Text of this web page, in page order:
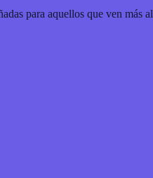
para aquellos que ven más